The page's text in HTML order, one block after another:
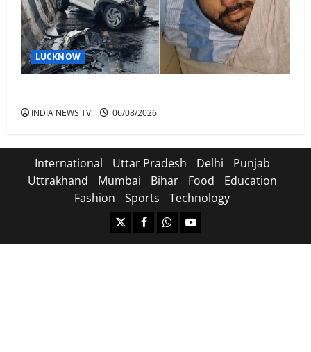
LUCKNOW
INDIA NEWS TV 06/08/2026
International Uttar Pradesh Delhi
Punjab
Uttrakhand
Mumbai Bihar Food
Education
Fashion
Sports Technology
https://x.com
facebook.com
https:/whatsapp.com/
Youtube.com